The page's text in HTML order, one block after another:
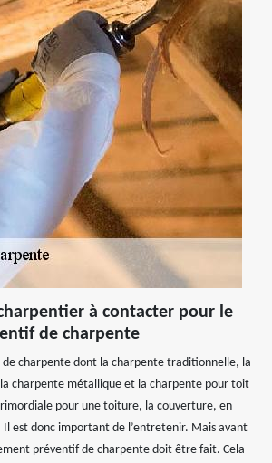
à contacter pour le
de charpente
de charpente dont la charpente traditionnelle, la
charpente métallique et la charpente pour toit
pour une toiture, la couverture, en
Il est donc important de l’entretenir. Mais avant
préventif de charpente doit être fait. Cela